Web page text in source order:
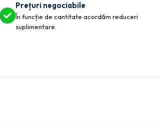
Prețuri negociabile
În funcție de cantitate acordăm reduceri
suplimentare.